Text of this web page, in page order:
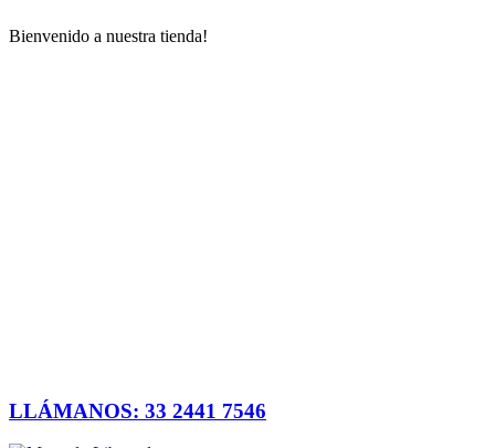
Bienvenido a nuestra tienda!
LLÁMANOS: 33 2441 7546